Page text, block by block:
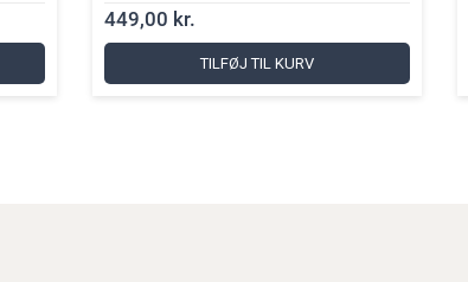
449,00 kr.
TILFØJ TIL KURV